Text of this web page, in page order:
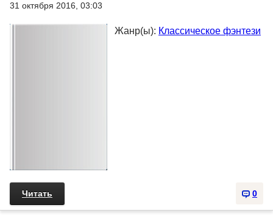
31 октября 2016, 03:03
Жанр(ы): Классическое фэнтези
0
Читать